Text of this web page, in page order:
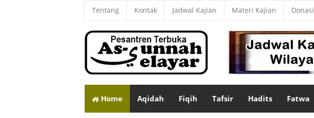
Tentang Kontak Jadwal Kajian Materi Kajian Donasi
Home Aqidah Fiqih Tafsir Hadits Fatwa